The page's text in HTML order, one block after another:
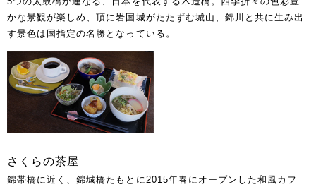
かな景観が楽しめ、頂に岩国城がたたずむ城山、錦川と共に生み出
す景色は国指定の名勝となっている。
さくらの茶屋
錦帯橋に近く、錦城橋たもとに2015年春にオープンした和風カフ